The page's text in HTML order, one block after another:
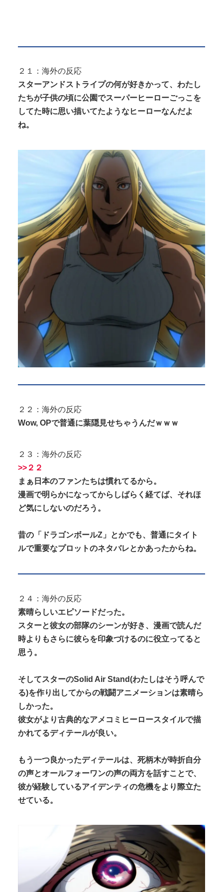
２１：海外の反応
スターアンドストライプの何が好きかって、わたし
たちが子供の頃に公園でスーパーヒーローごっこを
してた時に思い描いてたようなヒーローなんだよ
ね。
２２：海外の反応
Wow, OPで普通に葉隠見せちゃうんだｗｗｗ
２３：海外の反応
>>２２
まぁ日本のファンたちは慣れてるから。
漫画で明らかになってからしばらく経てば、それほ
ど気にしないのだろう。
昔の「ドラゴンボールZ」とかでも、普通にタイト
ルで重要なプロットのネタバレとかあったからね。
２４：海外の反応
素晴らしいエピソードだった。
スターと彼女の部隊のシーンが好き、漫画で読んだ
時よりもさらに彼らを印象づけるのに役立ってると
思う。
そしてスターのSolid Air Stand(わたしはそう呼んで
る)を作り出してからの戦闘アニメーションは素晴ら
しかった。
彼女がより古典的なアメコミヒーロースタイルで描
かれてるディテールが良い。
もう一つ良かったディテールは、死柄木が時折自分
の声とオールフォーワンの声の両方を話すことで、
彼が経験しているアイデンティの危機をより際立た
せている。